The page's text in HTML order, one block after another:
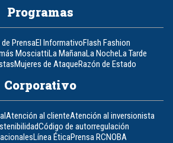
Programas
PrensaEl InformativoFlash Fashion
MosciattiLa MañanaLa NocheLa Tarde
Mujeres de AtaqueRazón de Estado
Corporativo
Atención al clienteAtención al inversionista
Código de autorregulación
Línea ÉticaPrensa RCNOBA